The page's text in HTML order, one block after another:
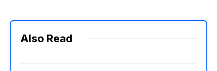
Also Read